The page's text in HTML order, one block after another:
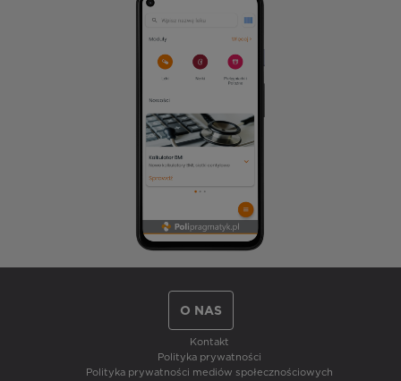
O NAS
Kontakt
Polityka prywatności
Polityka prywatności mediów społecznościowych